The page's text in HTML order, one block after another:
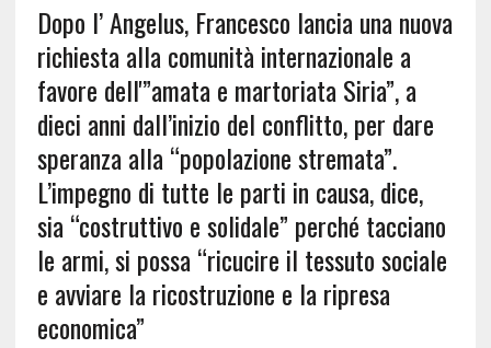
Dopo l’ Angelus, Francesco lancia una nuova
richiesta alla comunità internazionale a
favore dell'”amata e martoriata Siria”, a
dieci anni dall’inizio del conflitto, per dare
speranza alla “popolazione stremata”.
L’impegno di tutte le parti in causa, dice,
sia “costruttivo e solidale” perché tacciano
le armi, si possa “ricucire il tessuto sociale
e avviare la ricostruzione e la ripresa
economica”